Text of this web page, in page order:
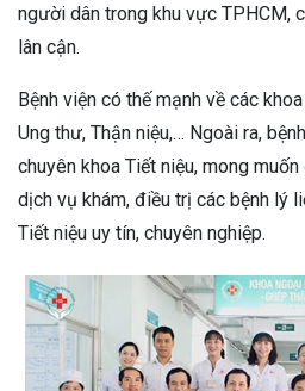
người dân trong khu vực TPHCM,
lân cận.
Bệnh viện có thế mạnh về các
Ung thư, Thận niệu,… Ngoài ra,
chuyên khoa Tiết niệu, mong
dịch vụ khám, điều trị các bệnh lý
Tiết niệu uy tín, chuyên nghiệp.